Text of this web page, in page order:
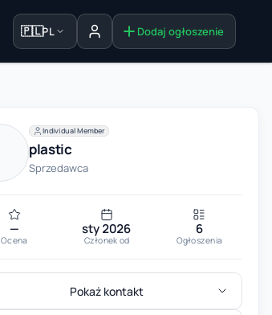
🇵🇱PL Zaloguj sięDodaj ogłoszenie
Individual Member
plastic
Sprzedawca
—
Ocena
sty 2026
Członek od
6
Ogłoszenia
Pokaż kontakt